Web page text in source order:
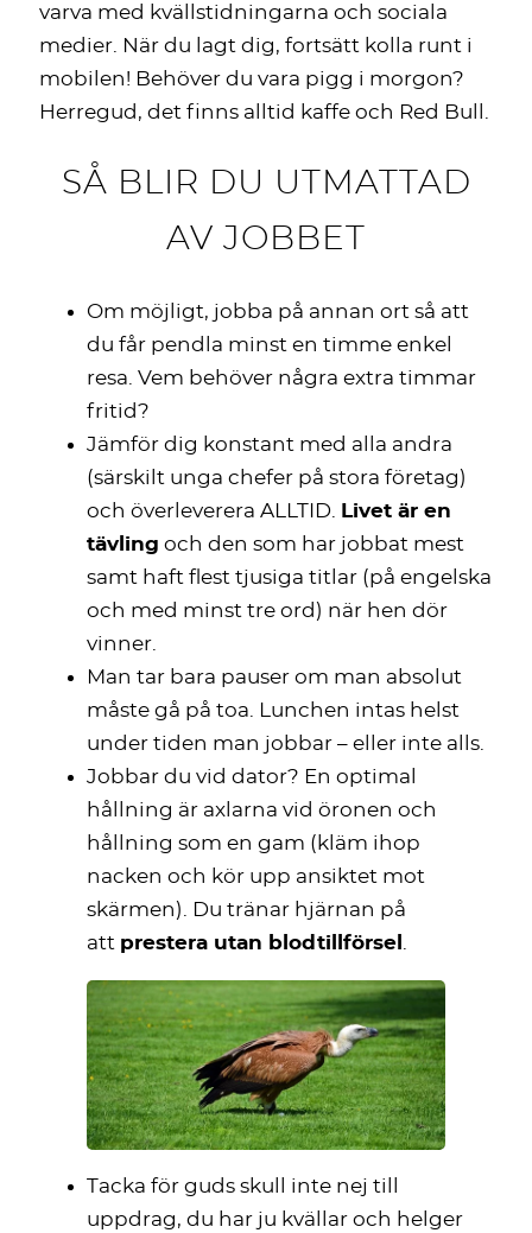
varva med kvällstidningarna och sociala
medier. När du lagt dig, fortsätt kolla runt i
mobilen! Behöver du vara pigg i morgon?
Herregud, det finns alltid kaffe och Red Bull.
SÅ BLIR DU UTMATTAD
AV JOBBET
Om möjligt, jobba på annan ort så att
du får pendla minst en timme enkel
resa. Vem behöver några extra timmar
fritid?
Jämför dig konstant med alla andra
(särskilt unga chefer på stora företag)
och överleverera ALLTID. Livet är en
tävling och den som har jobbat mest
samt haft flest tjusiga titlar (på engelska
och med minst tre ord) när hen dör
vinner.
Man tar bara pauser om man absolut
måste gå på toa. Lunchen intas helst
under tiden man jobbar – eller inte alls.
Jobbar du vid dator? En optimal
hållning är axlarna vid öronen och
hållning som en gam (kläm ihop
nacken och kör upp ansiktet mot
skärmen). Du tränar hjärnan på
att prestera utan blodtillförsel .
Tacka för guds skull inte nej till
uppdrag, du har ju kvällar och helger